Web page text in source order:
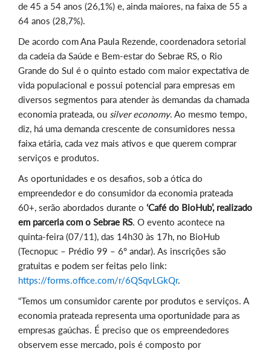
de 45 a 54 anos (26,1%) e, ainda maiores, na faixa de 55 a
64 anos (28,7%).
De acordo com Ana Paula Rezende, coordenadora setorial
da cadeia da Saúde e Bem-estar do Sebrae RS, o Rio
Grande do Sul é o quinto estado com maior expectativa de
vida populacional e possui potencial para empresas em
diversos segmentos para atender às demandas da chamada
economia prateada, ou silver economy. Ao mesmo tempo,
diz, há uma demanda crescente de consumidores nessa
faixa etária, cada vez mais ativos e que querem comprar
serviços e produtos.
As oportunidades e os desafios, sob a ótica do
empreendedor e do consumidor da economia prateada
60+, serão abordados durante o ‘Café do BioHub’, realizado
em parceria com o Sebrae RS. O evento acontece na
quinta-feira (07/11), das 14h30 às 17h, no BioHub
(Tecnopuc – Prédio 99 – 6º andar). As inscrições são
gratuitas e podem ser feitas pelo link:
https://forms.office.com/r/6QSqvLGkQr.
“Temos um consumidor carente por produtos e serviços. A
economia prateada representa uma oportunidade para as
empresas gaúchas. É preciso que os empreendedores
observem esse mercado, pois é composto por